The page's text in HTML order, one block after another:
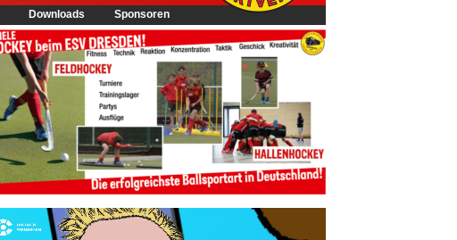
Downloads Sponsoren